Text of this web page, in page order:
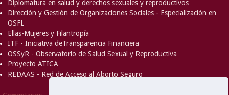
Diplomatura en salud y derechos sexuales y reproductivos
Dirección y Gestión de Organizaciones Sociales - Especialización en
OSFL
Ellas-Mujeres y Filantropía
ITF - Iniciativa deTransparencia Financiera
OSSyR - Observatorio de Salud Sexual y Reproductiva
Proyecto ATICA
REDAAS - Red de Acceso al Aborto Seguro